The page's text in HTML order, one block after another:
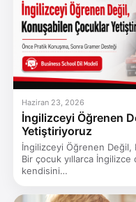
Haziran 23, 2026
İngilizceyi Öğrenen
Yetiştiriyoruz
İngilizceyi Öğrenen
Bir çocuk yıllarca İngilizce
kendisini…